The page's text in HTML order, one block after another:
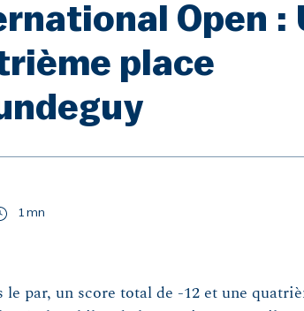
Open :
place
1 mn
le par, un score total de -12 et une